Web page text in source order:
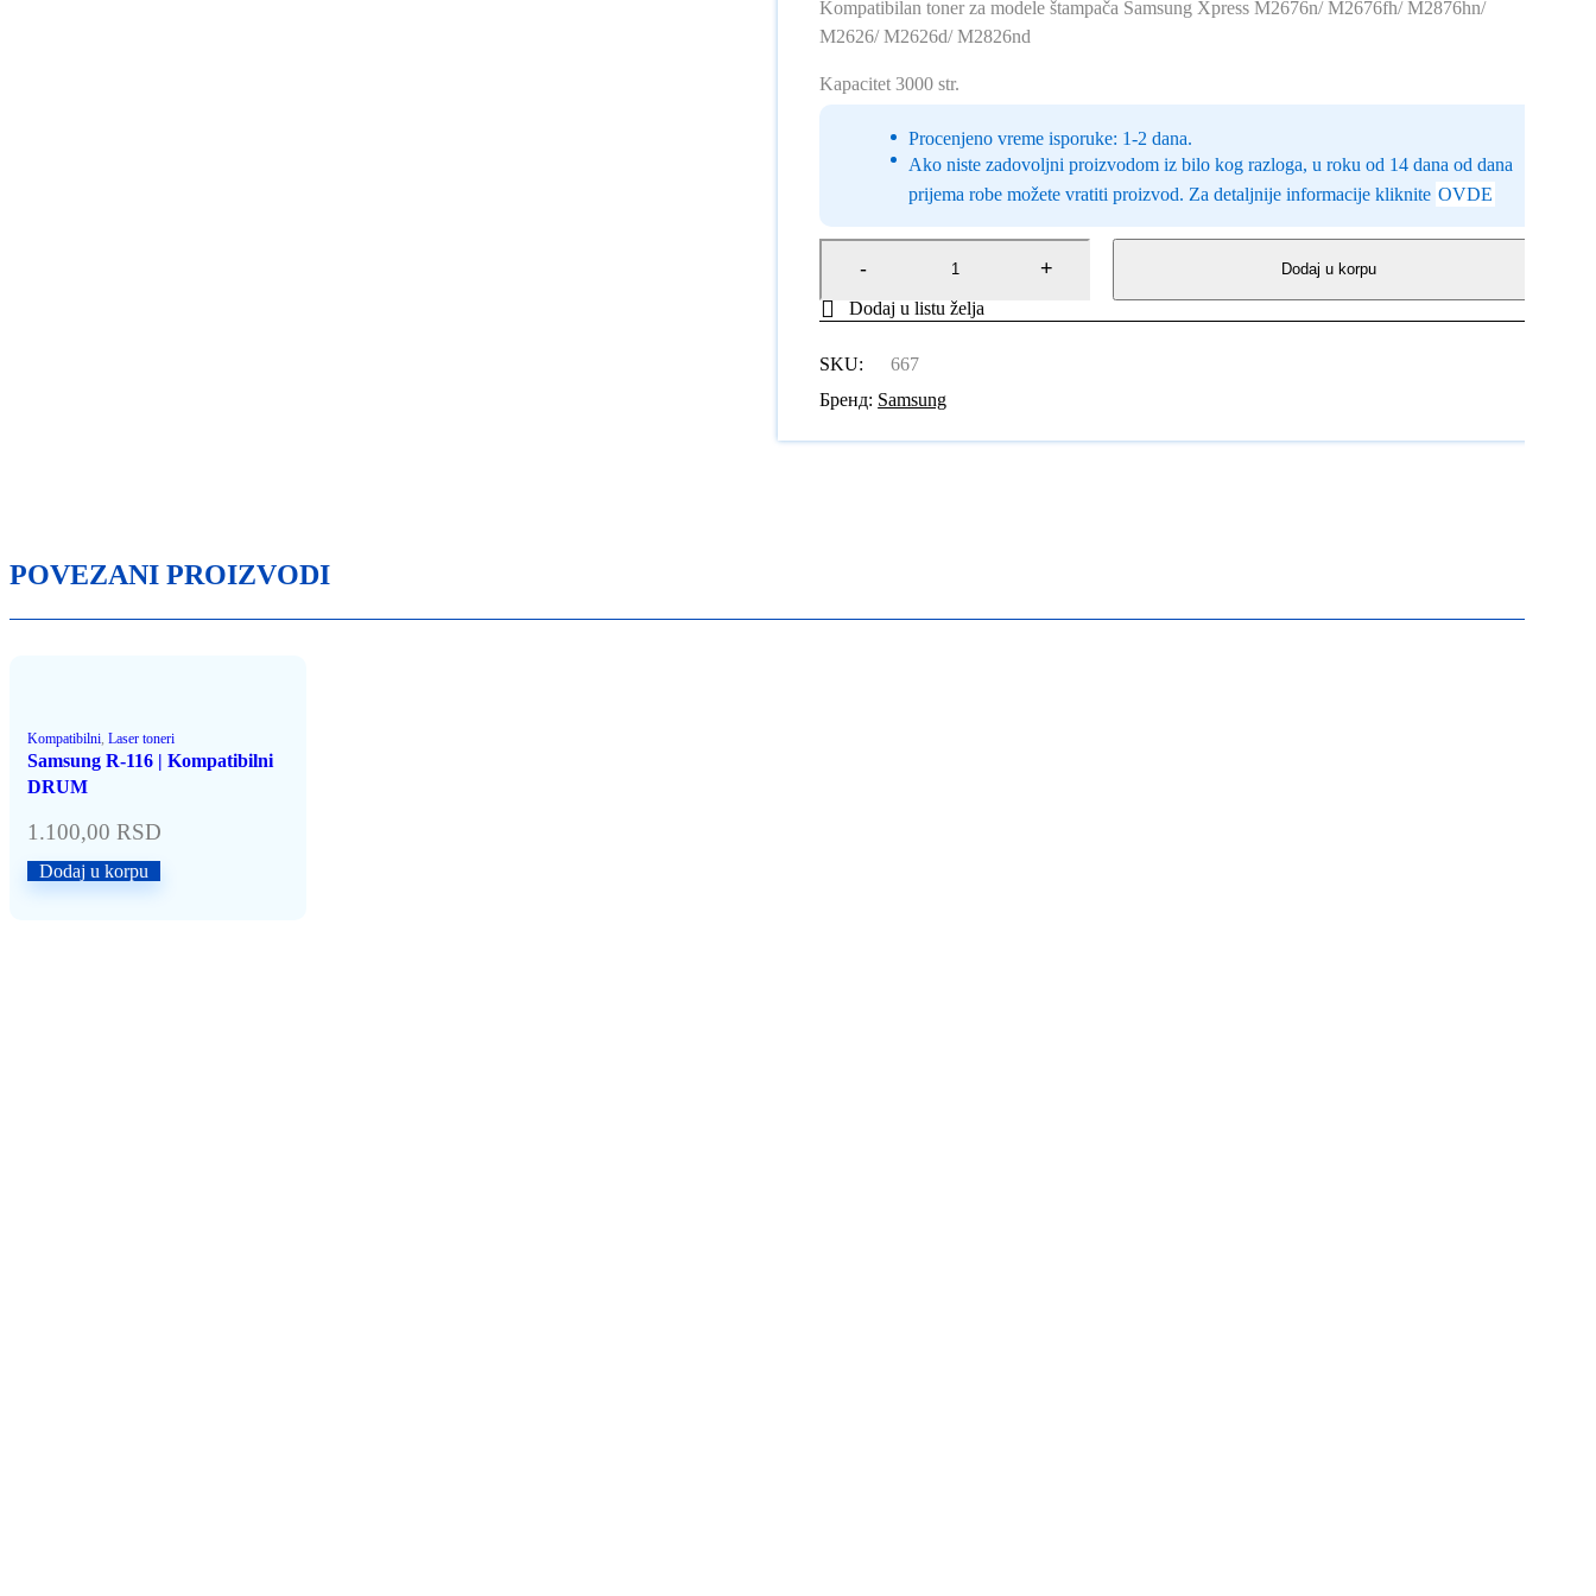
Kompatibilan toner za modele štampača Samsung Xpress M2676n/ M2676fh/ M2876hn/
M2626/ M2626d/ M2826nd
Kapacitet 3000 str.
Procenjeno vreme isporuke: 1-2 dana.
Ako niste zadovoljni proizvodom iz bilo kog razloga, u roku od 14 dana od dana
prijema robe možete vratiti proizvod. Za detaljnije informacije kliknite OVDE
Dodaj u korpu
SKU:
667
Бренд: Samsung
POVEZANI PROIZVODI
Kompatibilni, Laser toneri
Samsung R-116 | Kompatibilni
DRUM
1.100,00 RSD
Dodaj u korpu